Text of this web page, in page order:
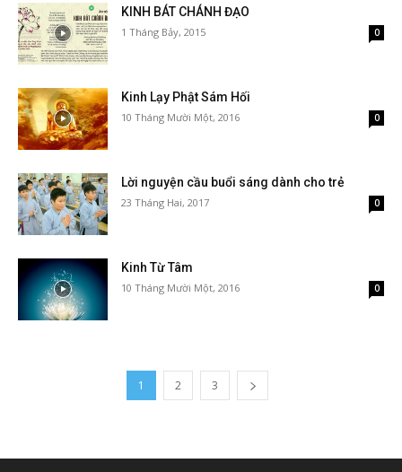
KINH BÁT CHÁNH ĐẠO
1 Tháng Bảy, 2015 0
Kinh Lạy Phật Sám Hối
10 Tháng Mười Một, 2016 0
Lời nguyện cầu buổi sáng dành cho trẻ
23 Tháng Hai, 2017 0
Kinh Từ Tâm
10 Tháng Mười Một, 2016 0
1 2 3